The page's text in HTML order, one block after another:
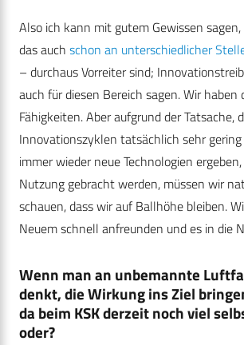
Also ich kann mit gutem Gewissen
das auch schon an unterschiedlicher
– durchaus Vorreiter sind;
auch für diesen Bereich sagen. Wir haben
Fähigkeiten. Aber aufgrund der Tatsache,
Innovationszyklen tatsächlich sehr gering
immer wieder neue Technologien
Nutzung gebracht werden, müssen wir
schauen, dass wir auf Ballhöhe bleiben.
Neuem schnell anfreunden und es in die
Wenn man an unbemannte
denkt, die Wirkung ins Ziel
da beim KSK derzeit noch viel
oder?